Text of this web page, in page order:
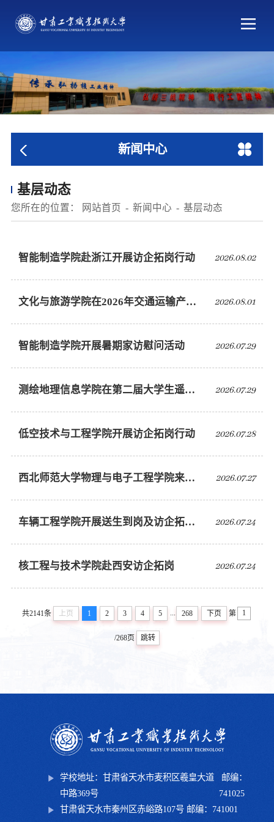
新闻中心
基层动态
您所在的位置： 网站首页 新闻中心 基层动态
智能制造学院赴浙江开展访企拓岗行动 2026.08.02
文化与旅游学院在2026年交通运输产教融合系列活动中获佳绩 2026.08.01
智能制造学院开展暑期家访慰问活动 2026.07.29
测绘地理信息学院在第二届大学生遥感学科数智创新大赛中获佳绩 2026.07.29
低空技术与工程学院开展访企拓岗行动 2026.07.28
西北师范大学物理与电子工程学院来电子信息学院考察交流 2026.07.27
车辆工程学院开展送生到岗及访企拓岗行动 2026.07.24
核工程与技术学院赴西安访企拓岗 2026.07.24
共2141条 上页 1 2 3 4 5 268 下页 第
/268页 跳转
学校地址：甘肃省天水市麦积区羲皇大道
中路369号
邮编：
741025
甘肃省天水市秦州区赤峪路107号 邮编：741001